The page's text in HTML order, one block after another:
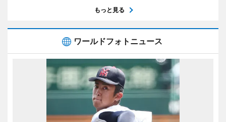
もっと見る
ワールドフォトニュース